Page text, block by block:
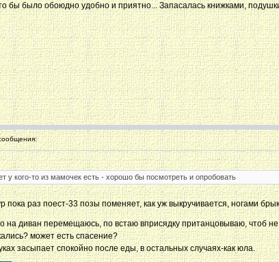
бы было обоюдно удобно и приятно... Запасалась книжками,
у кого-то из мамочек есть - хорошо бы посмотреть и опробовать
раз поест-33 позы поменяет, как уж выкручивается, ногами
на диван перемещаюсь, по встаю вприсядку пританцовываю, чтоб
может есть спасение?
засыпает спокойно после еды, в остальных случаях-как юла.